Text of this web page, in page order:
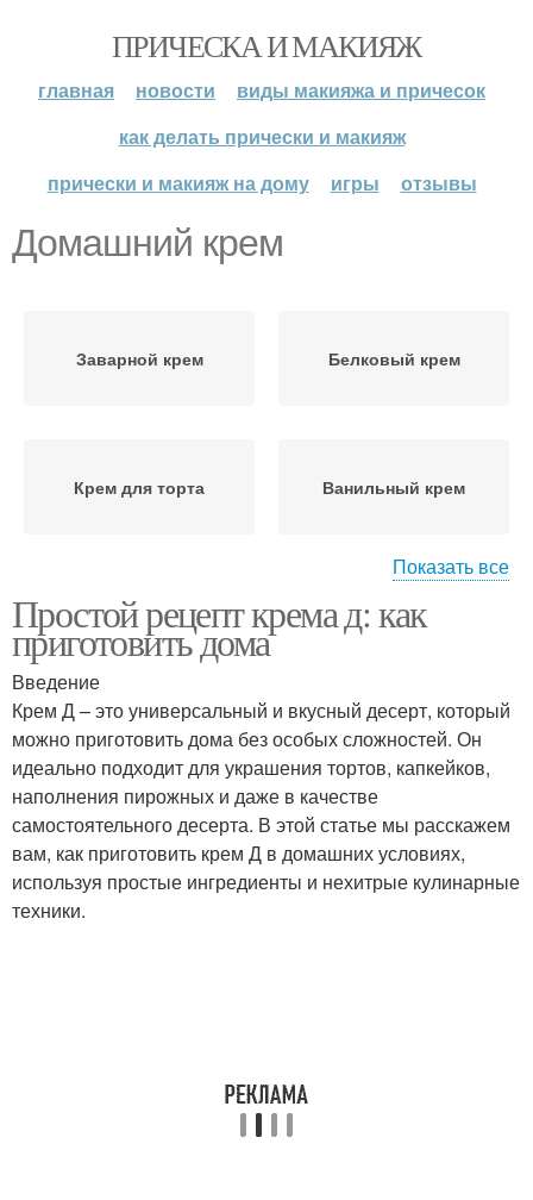
ПРИЧЕСКА И МАКИЯЖ
главная новости
виды макияжа и причесок
как делать прически и макияж
прически и макияж на дому
игры отзывы
Домашний крем
Заварной крем Белковый крем
Крем для торта Ванильный крем
Клубничный крем Творожный крем
Тональный крем Крем для кожи
Крем для лица Домашние кремы
Показать все
Простой рецепт крема д: как
приготовить дома
Введение
Крем Д – это универсальный и вкусный десерт, который
можно приготовить дома без особых сложностей. Он
идеально подходит для украшения тортов, капкейков,
наполнения пирожных и даже в качестве
самостоятельного десерта. В этой статье мы расскажем
вам, как приготовить крем Д в домашних условиях,
используя простые ингредиенты и нехитрые кулинарные
техники.